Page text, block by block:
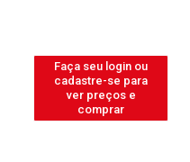
Faça seu login ou
cadastre-se para
ver preços e
comprar